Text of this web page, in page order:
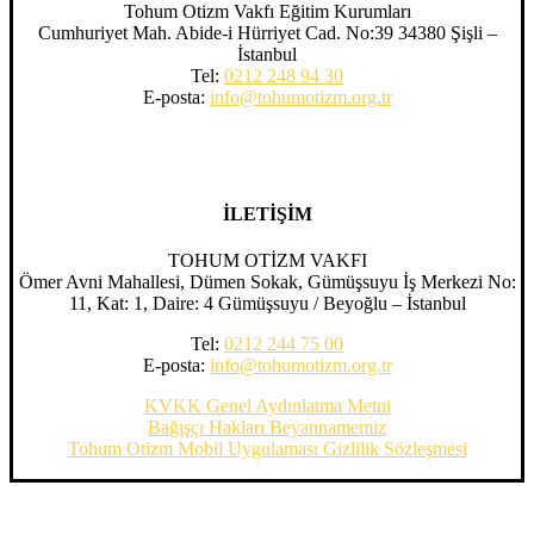
Tohum Otizm Vakfı Eğitim Kurumları
Cumhuriyet Mah. Abide-i Hürriyet Cad. No:39 34380 Şişli –
İstanbul
Tel: 0212 248 94 30
E-posta: info@tohumotizm.org.tr
İLETİŞİM
TOHUM OTİZM VAKFI
Ömer Avni Mahallesi, Dümen Sokak, Gümüşsuyu İş Merkezi No:
11, Kat: 1, Daire: 4 Gümüşsuyu / Beyoğlu – İstanbul
Tel: 0212 244 75 00
E-posta: info@tohumotizm.org.tr
KVKK Genel Aydınlatma Metni
Bağışçı Hakları Beyannamemiz
Tohum Otizm Mobil Uygulaması Gizlilik Sözleşmesi